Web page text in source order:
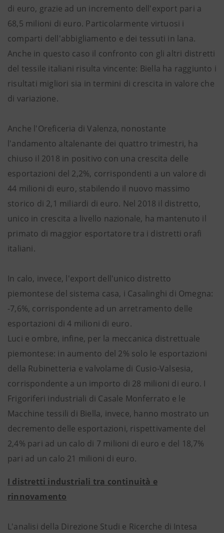
di euro, grazie ad un incremento dell'export pari a
68,5 milioni di euro. Particolarmente virtuosi i
comparti dell'abbigliamento e dei tessuti in lana.
Anche in questo caso il confronto con gli altri distretti
del tessile italiani risulta vincente: Biella ha raggiunto i
risultati migliori sia in termini di crescita in valore che
di variazione.
Anche l'Oreficeria di Valenza, nonostante
l'andamento altalenante dei quattro trimestri, ha
chiuso il 2018 in positivo con una crescita delle
esportazioni del 2,2%, corrispondenti a un valore di
44 milioni di euro, stabilendo il nuovo massimo
storico di 2,1 miliardi di euro. Nel 2018 il distretto,
unico in crescita a livello nazionale, ha mantenuto il
primato di maggior esportatore tra i distretti orafi
italiani.
In calo, invece, l'export dell'unico distretto
piemontese del sistema casa, i Casalinghi di Omegna:
-7,6%, corrispondente ad un arretramento delle
esportazioni di 4 milioni di euro.
Luci e ombre, infine, per la meccanica distrettuale
piemontese: in aumento del 2% solo le esportazioni
della Rubinetteria e valvolame di Cusio-Valsesia,
corrispondente a un importo di 28 milioni di euro. I
Frigoriferi industriali di Casale Monferrato e le
Macchine tessili di Biella, invece, hanno mostrato un
decremento delle esportazioni, rispettivamente del
2,4% pari ad un calo di 7 milioni di euro e del 18,7%
pari ad un calo 21 milioni di euro.
I distretti industriali tra continuità e
rinnovamento
L'analisi della Direzione Studi e Ricerche di Intesa